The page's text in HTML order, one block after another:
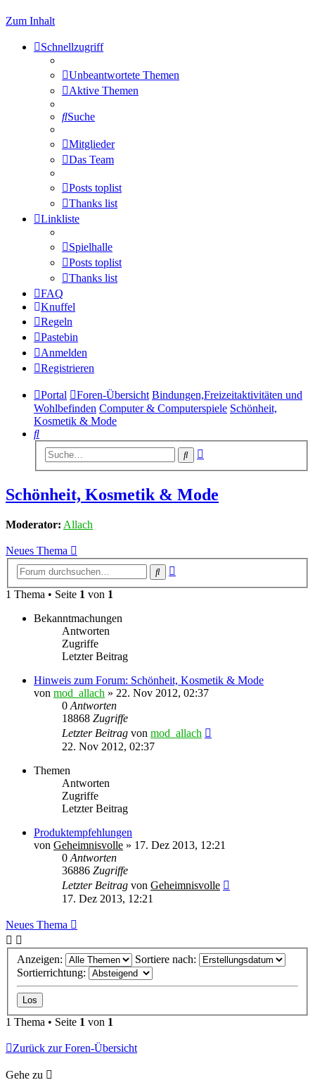
Zum Inhalt
Schnellzugriff
Unbeantwortete Themen
Aktive Themen
Suche
Mitglieder
Das Team
Posts toplist
Thanks list
Linkliste
Spielhalle
Posts toplist
Thanks list
FAQ
Knuffel
Regeln
Pastebin
Anmelden
Registrieren
Portal Foren-Übersicht Bindungen,Freizeitaktivitäten und
Wohlbefinden Computer & Computerspiele Schönheit,
Kosmetik & Mode
Suche
Suche
Schönheit, Kosmetik & Mode
Moderator: Allach
Neues Thema
Suche
1 Thema • Seite 1 von 1
Bekanntmachungen
Antworten
Zugriffe
Letzter Beitrag
Hinweis zum Forum: Schönheit, Kosmetik & Mode
von mod_allach » 22. Nov 2012, 02:37
0Antworten
18868 Zugriffe
Letzter Beitrag von mod_allach
22. Nov 2012, 02:37
Themen
Antworten
Zugriffe
Letzter Beitrag
Produktempfehlungen
von Geheimnisvolle » 17. Dez 2013, 12:21
0Antworten
36886 Zugriffe
Letzter Beitrag von Geheimnisvolle
17. Dez 2013, 12:21
Neues Thema
Anzeigen:
Sortiere nach:
Sortierrichtung:
1 Thema • Seite 1 von 1
Zurück zur Foren-Übersicht
Gehe zu